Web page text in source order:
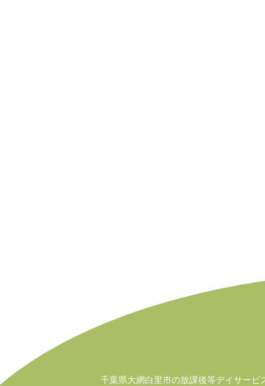
千葉県大網白里市の放課後等デイサービ